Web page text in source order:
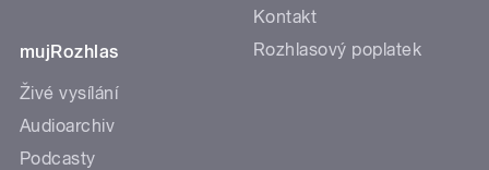
mujRozhlas
Živé vysílání
Audioarchiv
Podcasty
Kontakt
Rozhlasový poplatek